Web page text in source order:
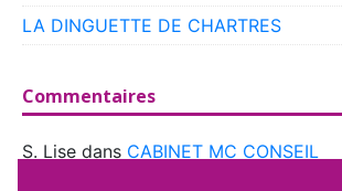
LA DINGUETTE DE CHARTRES
Commentaires
S. Lise dans CABINET MC CONSEIL